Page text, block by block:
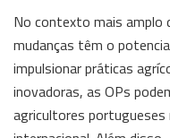
No contexto mais amplo
mudanças têm o
impulsionar práticas
inovadoras, as OPs
agricultores portugueses